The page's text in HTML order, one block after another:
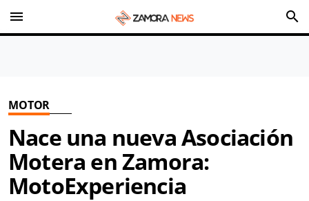
menu search
MOTOR
Nace una nueva Asociación
Motera en Zamora:
MotoExperiencia